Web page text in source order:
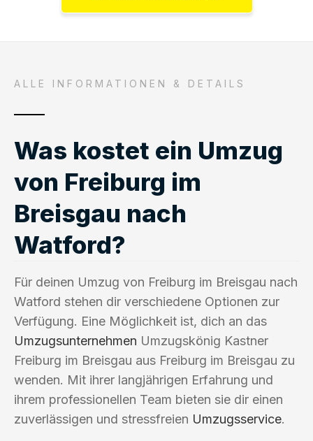
ALLE INFORMATIONEN & DETAILS
Was kostet ein Umzug
von Freiburg im
Breisgau nach
Watford?
Für deinen Umzug von Freiburg im Breisgau nach
Watford stehen dir verschiedene Optionen zur
Verfügung. Eine Möglichkeit ist, dich an das
Umzugsunternehmen Umzugskönig Kastner
Freiburg im Breisgau aus Freiburg im Breisgau zu
wenden. Mit ihrer langjährigen Erfahrung und
ihrem professionellen Team bieten sie dir einen
zuverlässigen und stressfreien Umzugsservice.